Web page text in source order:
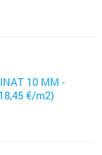
10 MM -
€/m2)